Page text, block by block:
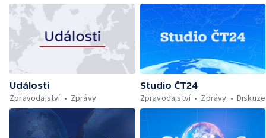
Události
Zpravodajství
Zprávy
Studio ČT24
Zpravodajství
Zprávy Diskuze